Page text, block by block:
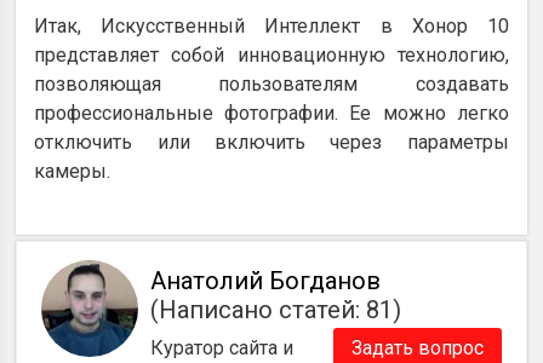
Итак, Искусственный Интеллект в Хонор 10
представляет собой инновационную технологию,
позволяющая пользователям создавать
профессиональные фотографии. Ее можно легко
отключить или включить через параметры
камеры.
Анатолий Богданов
(Написано статей: 81)
Задать вопрос
Куратор сайта и